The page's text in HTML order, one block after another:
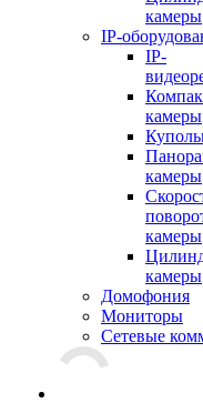
камеры
IP-
IP-
камеры
камеры
камеры
камеры
Домофония
Мониторы
Сетевые